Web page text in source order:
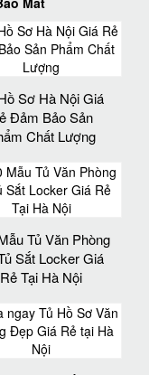
Sơ Hà Nội Giá
Đảm Bảo Sản
Chất Lượng‎
Tủ Văn Phòng
Sắt Locker Giá
Rẻ Tại Hà Nội